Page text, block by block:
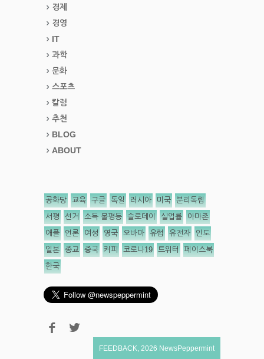
경제
경영
IT
과학
문화
스포츠
칼럼
추천
BLOG
ABOUT
공화당 교육 구글 독일 러시아 미국 분리독립
서평 선거 소득 불평등 슬로데이 실업률 아마존
애플 언론 여성 영국 오바마 유럽 유전자 인도
일본 종교 중국 커피 코로나19 트위터 페이스북
한국
FEEDBACK 2026 NewsPeppermint